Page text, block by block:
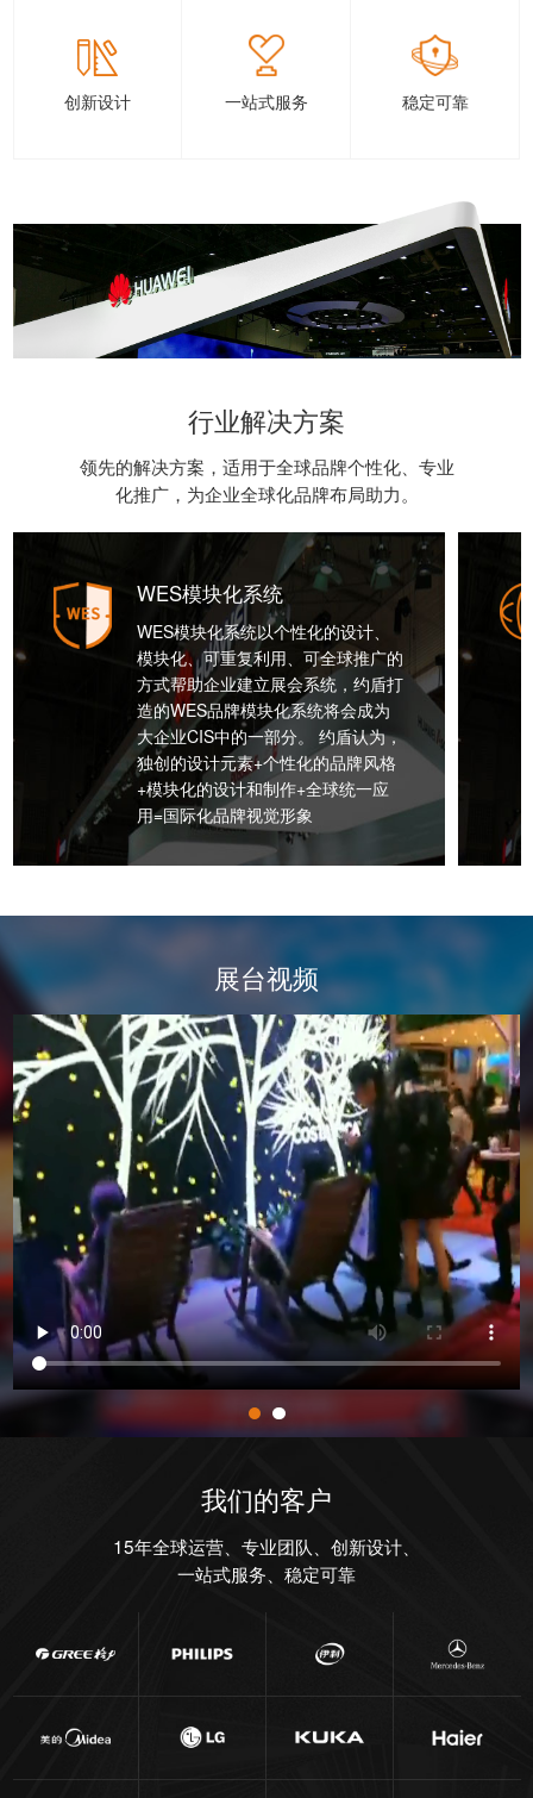
创新设计 一站式服务 稳定可靠
行业解决方案
领先的解决方案，适用于全球品牌个性化、专业
化推广，为企业全球化品牌布局助力。
WES模块化系统
WES模块化系统以个性化的设计、
模块化、可重复利用、可全球推广的
方式帮助企业建立展会系统，约盾打
造的WES品牌模块化系统将会成为
大企业CIS中的一部分。 约盾认为，
独创的设计元素+个性化的品牌风格
+模块化的设计和制作+全球统一应
用=国际化品牌视觉形象
展台视频
我们的客户
15年全球运营、专业团队、创新设计、
一站式服务、稳定可靠